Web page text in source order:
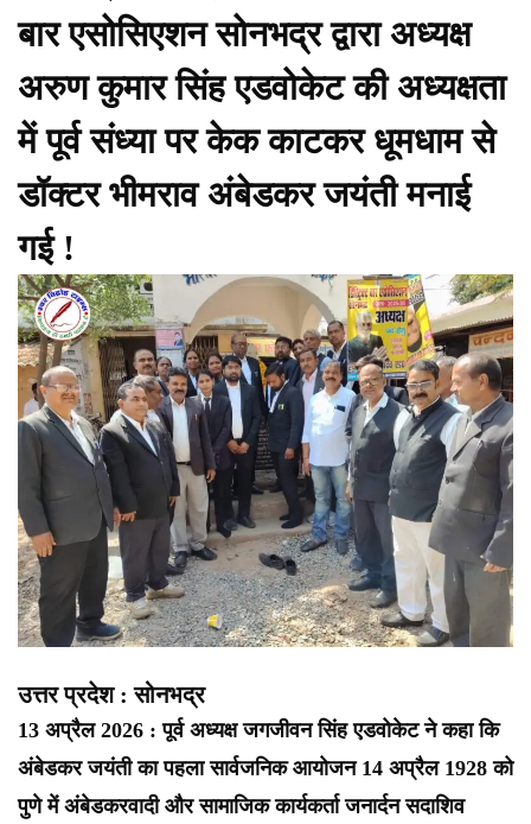
बार एसोसिएशन सोनभद्र द्वारा अध्यक्ष
अरुण कुमार सिंह एडवोकेट की अध्यक्षता
में पूर्व संध्या पर केक काटकर धूमधाम से
डॉक्टर भीमराव अंबेडकर जयंती मनाई
गई !
उत्तर प्रदेश : सोनभद्र
13 अप्रैल 2026 : पूर्व अध्यक्ष जगजीवन सिंह एडवोकेट ने कहा कि
अंबेडकर जयंती का पहला सार्वजनिक आयोजन 14 अप्रैल 1928 को
पुणे में अंबेडकरवादी और सामाजिक कार्यकर्ता जनार्दन सदाशिव